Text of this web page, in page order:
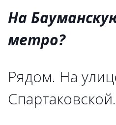
На
метро?
Рядом. На